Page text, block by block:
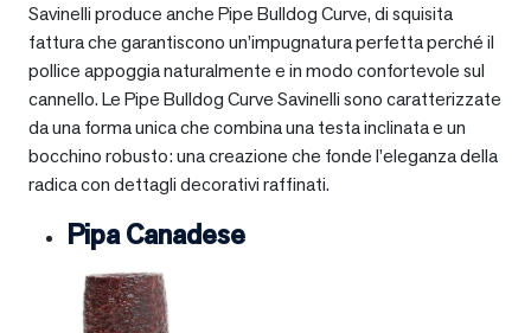
Savinelli produce anche Pipe Bulldog Curve, di squisita
fattura che garantiscono un’impugnatura perfetta perché il
pollice appoggia naturalmente e in modo confortevole sul
cannello. Le Pipe Bulldog Curve Savinelli sono caratterizzate
da una forma unica che combina una testa inclinata e un
bocchino robusto: una creazione che fonde l’eleganza della
radica con dettagli decorativi raffinati.
Pipa Canadese